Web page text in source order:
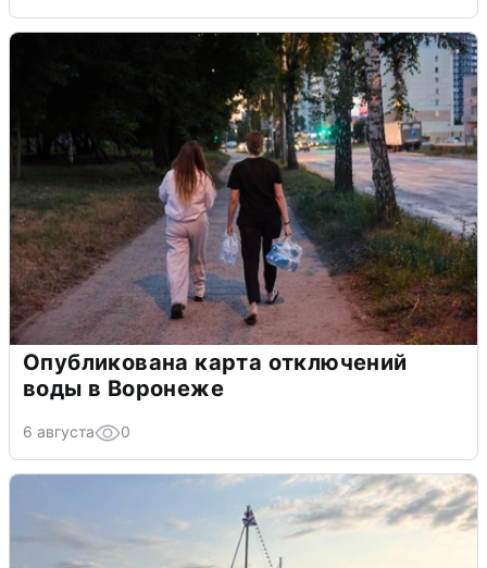
Опубликована карта отключений
воды в Воронеже
6 августа 0